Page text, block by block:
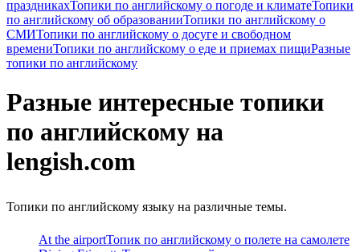
праздникахТопики по английскому о погоде и климатеТопики
по английскому об образованииТопики по английскому о
СМИТопики по английскому о досуге и свободном
времениТопики по английскому о еде и приемах пищиРазные
топики по английскому
Разные интересные топики
по английскому на
lengish.com
Топики по английскому языку на различные темы.
At the airportТопик по английскому о полете на самолете